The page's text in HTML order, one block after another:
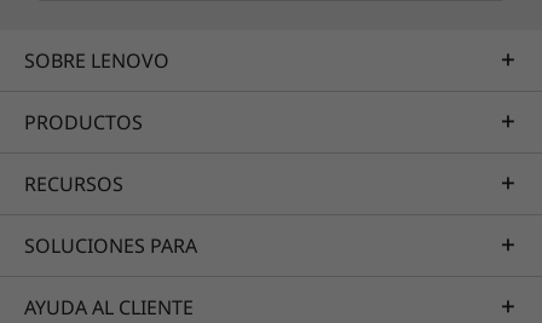
SOBRE LENOVO
PRODUCTOS
RECURSOS
SOLUCIONES PARA
AYUDA AL CLIENTE